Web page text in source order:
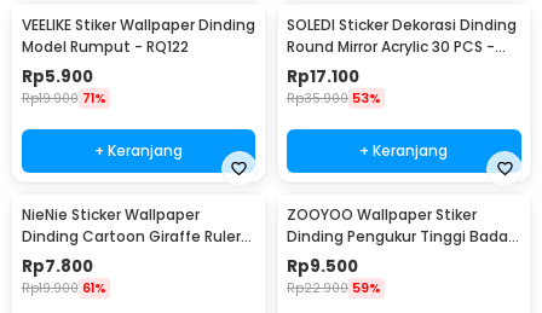
VEELIKE Stiker Wallpaper Dinding
Model Rumput - RQ122
Rp5.900
Rp19.900 71%
+ Keranjang
SOLEDI Sticker Dekorasi Dinding
Round Mirror Acrylic 30 PCS -
SL03
Rp17.100
Rp35.900 53%
+ Keranjang
NieNie Sticker Wallpaper
Dinding Cartoon Giraffe Ruler
50x70cm - CZ64
Rp7.800
Rp19.900 61%
ZOOYOO Wallpaper Stiker
Dinding Pengukur Tinggi Badan
Anak Room Decor - HM0178
Rp9.500
Rp22.900 59%